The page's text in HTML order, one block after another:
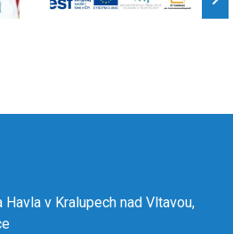
v Kralupech nad Vltavou,